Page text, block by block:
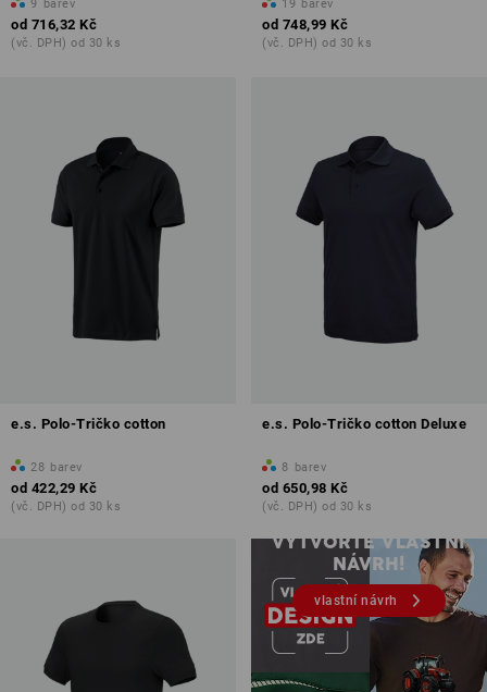
9 barev
od 716,32 Kč
(vč. DPH) od 30 ks
19 barev
od 748,99 Kč
(vč. DPH) od 30 ks
e.s. Polo-Tričko cotton
28 barev
od 422,29 Kč
(vč. DPH) od 30 ks
e.s. Polo-Tričko cotton Deluxe
8 barev
od 650,98 Kč
(vč. DPH) od 30 ks
Tisk & výšivka – od 1 kusu
VYTVOŘTE VLASTNÍ
NÁVRH!
vlastní návrh